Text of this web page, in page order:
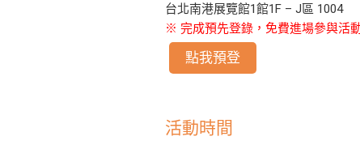
台北南港展覽館1館1F – J區 1004
※ 完成預先登錄，免費進場參與活
點我預登
活動時間